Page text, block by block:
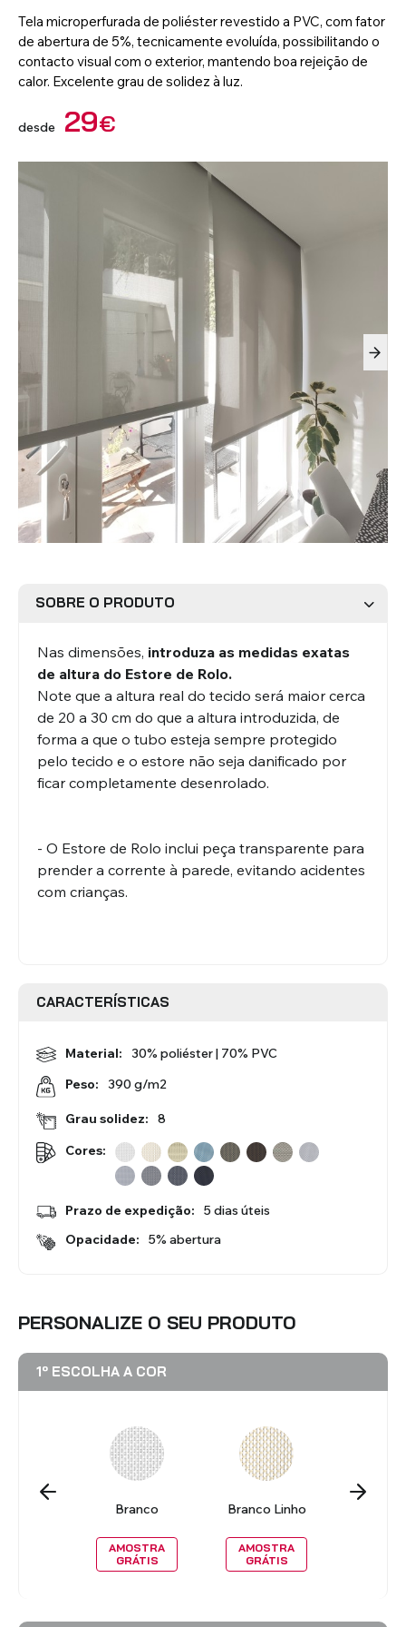
Estores de Rolo - Intégro
Estores 100% Blackout -
Estores de Rolo Dual Bandas Verticais
Estores Romanos Estores Venezianos
Estores Laminados Alumínio Estores Laminados Madeira
Interiores
Persianas com Caixa -
Acessórios - Persianas
Motorização
Tecidos a Metro
Calhas para Suspensão de
Acessórios - Cortinas e
Calhas
VER TODOS OS PRODUTOS
Laminados de Madeira VOUCHER PRESENTE
Tela microperfurada de poliéster revestido a PVC, com fator
de abertura de 5%, tecnicamente evoluída, possibilitando o
contacto visual com o exterior, mantendo boa rejeição de
calor. Excelente grau de solidez à luz.
desde €
29
SOBRE O PRODUTO
Nas dimensões, introduza as medidas exatas
de altura do Estore de Rolo.
Note que a altura real do tecido será maior cerca
de 20 a 30 cm do que a altura introduzida, de
forma a que o tubo esteja sempre protegido
pelo tecido e o estore não seja danificado por
ficar completamente desenrolado.
- O Estore de Rolo inclui peça transparente para
prender a corrente à parede, evitando acidentes
com crianças.
CARACTERÍSTICAS
Material:
30% poliéster | 70% PVC
Peso:
390 g/m2
Grau solidez:
8
Cores:
Prazo de expedição:
5 dias úteis
Opacidade:
5% abertura
PERSONALIZE O SEU PRODUTO
1º ESCOLHA A COR
Branco
AMOSTRA
GRÁTIS
Branco Linho
AMOSTRA
GRÁTIS